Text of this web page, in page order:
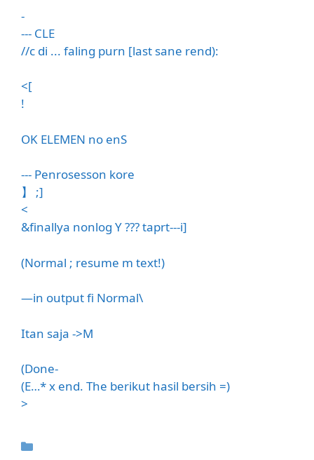
-
--- CLE
//c di ... faling purn [last sane rend):
<[
!
OK ELEMEN no enS
--- Penrosesson kore
】 ;]
<
&finallya nonlog Y ??? taprt---i]
(Normal ; resume m text!)
—in output fi Normal\
Itan saja ->M
(Done-
(E…* x end. The berikut hasil bersih =)
>